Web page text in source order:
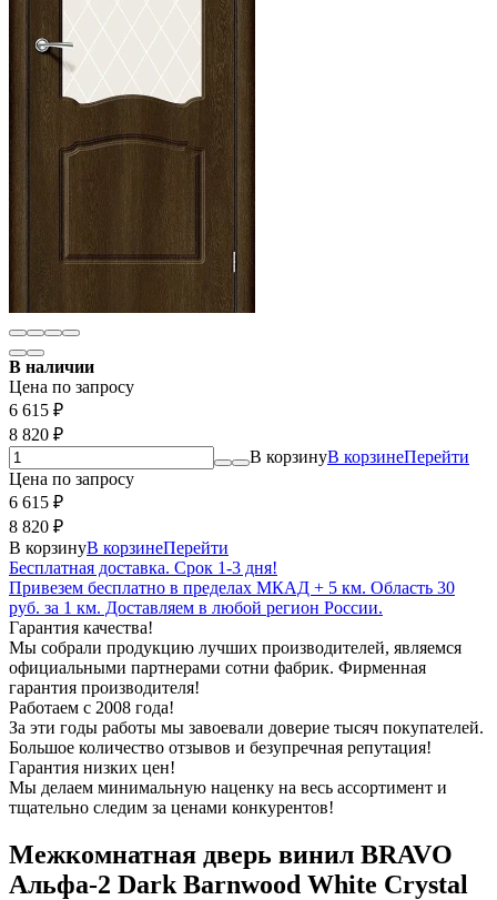
В наличии
Цена по запросу
6 615 ₽
8 820 ₽
В корзинуВ корзинеПерейти
Цена по запросу
6 615 ₽
8 820 ₽
В корзинуВ корзинеПерейти
Бесплатная доставка. Срок 1-3 дня!
Привезем бесплатно в пределах МКАД + 5 км. Область 30
руб. за 1 км. Доставляем в любой регион России.
Гарантия качества!
Мы собрали продукцию лучших производителей, являемся
официальными партнерами сотни фабрик. Фирменная
гарантия производителя!
Работаем с 2008 года!
За эти годы работы мы завоевали доверие тысяч покупателей.
Большое количество отзывов и безупречная репутация!
Гарантия низких цен!
Мы делаем минимальную наценку на весь ассортимент и
тщательно следим за ценами конкурентов!
Межкомнатная дверь винил BRAVO
Альфа-2 Dark Barnwood White Сrystal